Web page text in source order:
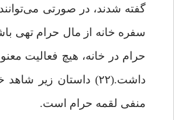
گفته شدند، در صورتی
سفره خانه از مال حرام تهی
حرام در خانه، هیچ فعالیت
داشت.(۲۲) داستان زیر
منفی لقمه حرام است.